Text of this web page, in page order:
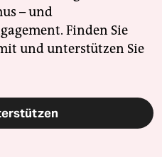
– und
Finden Sie
und unterstützen Sie